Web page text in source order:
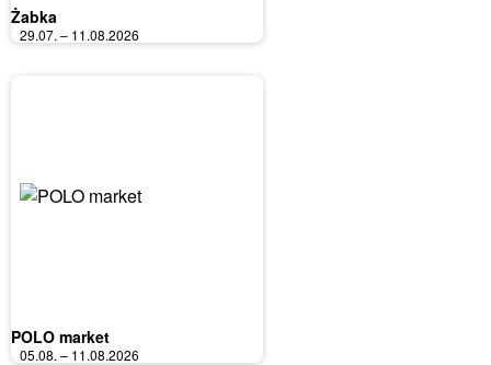
Żabka
29.07. – 11.08.2026
POLO market
05.08. – 11.08.2026